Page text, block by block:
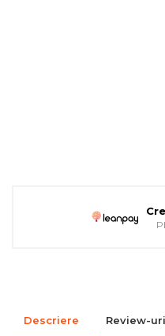
Cazane pe lemne cu
pe peleti
Descriere Review-uri